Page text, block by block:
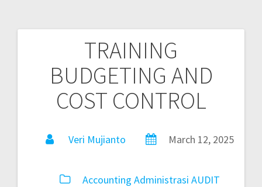
TRAINING
BUDGETING AND
COST CONTROL
Veri Mujianto March 12, 2025
Accounting Administrasi AUDIT